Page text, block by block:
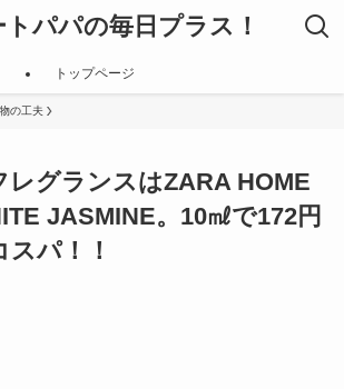
パパの毎日プラス！
トップページ
の工夫
レグランスはZARA HOME
JASMINE。10㎖で172円
スパ！！